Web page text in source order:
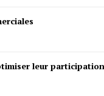
leur participation